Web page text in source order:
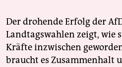
Der drohende Erfolg der
Landtagswahlen zeigt, wie
Kräfte inzwischen
braucht es Zusammenhalt